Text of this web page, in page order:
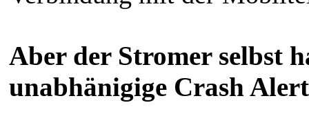
Aber der Stromer selbst
unabhänigige Crash Al